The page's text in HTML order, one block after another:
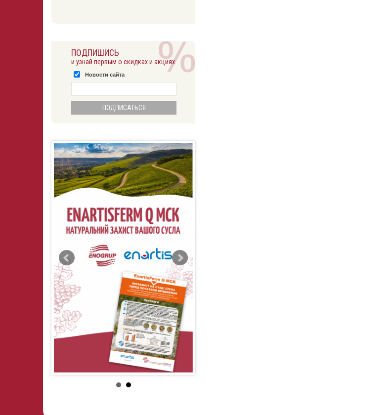
ПОДПИШИСЬ
и узнай первым о скидках и акциях
Новости сайта